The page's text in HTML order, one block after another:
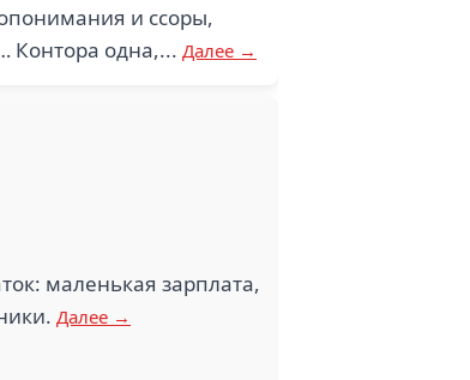
и ссоры,
Контора одна,... Далее →
маленькая зарплата,
Далее →